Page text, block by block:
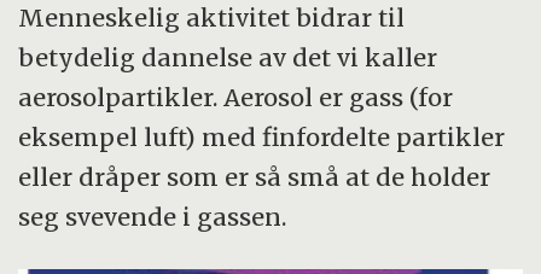
Menneskelig aktivitet bidrar til
betydelig dannelse av det vi kaller
aerosolpartikler. Aerosol er gass (for
eksempel luft) med finfordelte partikler
eller dråper som er så små at de holder
seg svevende i gassen.